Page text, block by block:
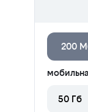
200
50 Гб